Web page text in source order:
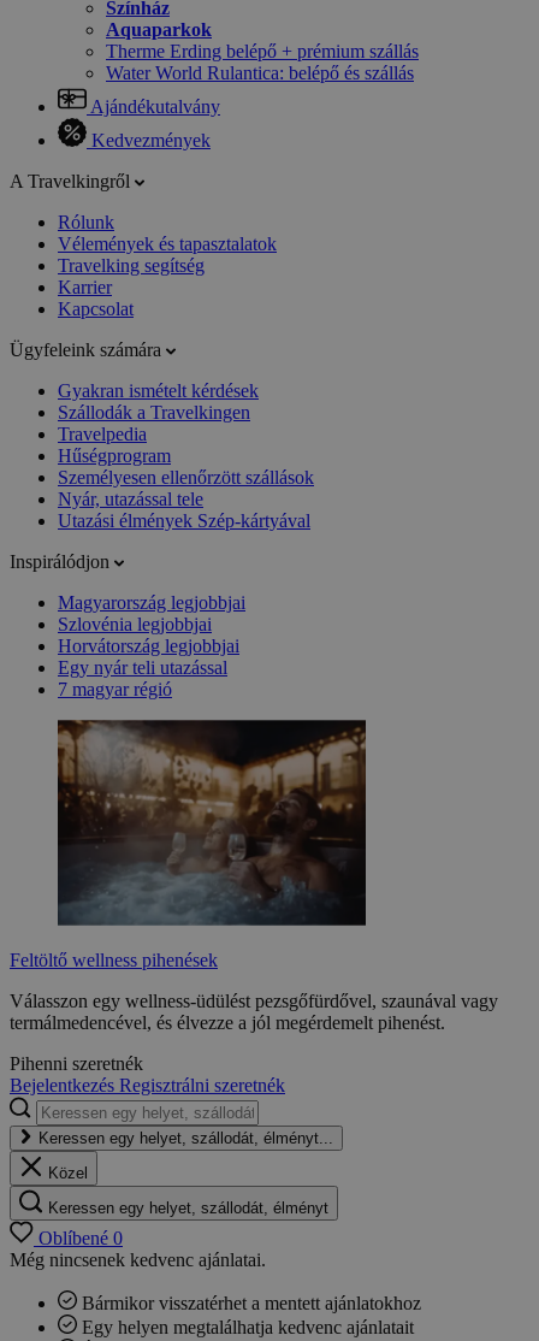
Színház
Aquaparkok
Therme Erding belépő + prémium szállás
Water World Rulantica: belépő és szállás
Ajándékutalvány
Kedvezmények
A Travelkingről
Rólunk
Vélemények és tapasztalatok
Travelking segítség
Karrier
Kapcsolat
Ügyfeleink számára
Gyakran ismételt kérdések
Szállodák a Travelkingen
Travelpedia
Hűségprogram
Személyesen ellenőrzött szállások
Nyár, utazással tele
Utazási élmények Szép-kártyával
Inspirálódjon
Magyarország legjobbjai
Szlovénia legjobbjai
Horvátország legjobbjai
Egy nyár teli utazással
7 magyar régió
Feltöltő wellness pihenések
Válasszon egy wellness-üdülést pezsgőfürdővel, szaunával vagy
termálmedencével, és élvezze a jól megérdemelt pihenést.
Pihenni szeretnék
Bejelentkezés Regisztrálni szeretnék
Keressen egy helyet, szállodát, élményt...
Közel
Keressen egy helyet, szállodát, élményt
Oblíbené 0
Még nincsenek kedvenc ajánlatai.
Bármikor visszatérhet a mentett ajánlatokhoz
Egy helyen megtalálhatja kedvenc ajánlatait